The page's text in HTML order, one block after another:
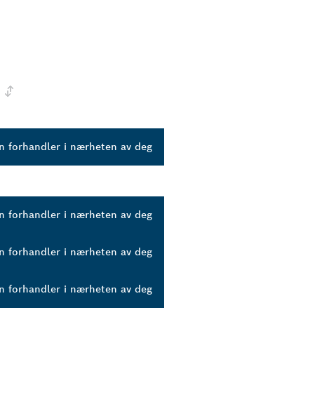
forhandler i nærheten av deg
forhandler i nærheten av deg
forhandler i nærheten av deg
forhandler i nærheten av deg